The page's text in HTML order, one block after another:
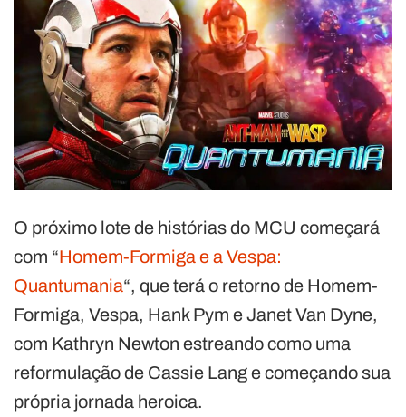
O próximo lote de histórias do MCU começará
com “Homem-Formiga e a Vespa:
Quantumania“, que terá o retorno de Homem-
Formiga, Vespa, Hank Pym e Janet Van Dyne,
com Kathryn Newton estreando como uma
reformulação de Cassie Lang e começando sua
própria jornada heroica.